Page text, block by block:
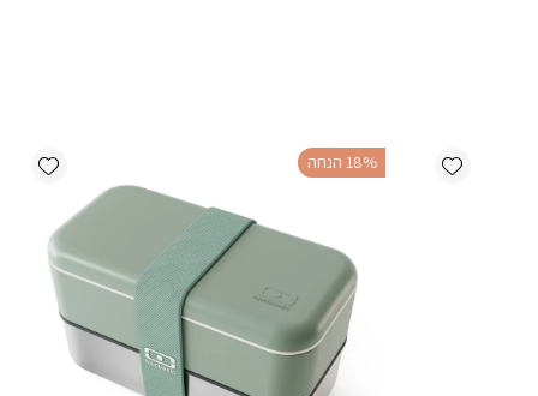
Add wishlist‫18% הנחה